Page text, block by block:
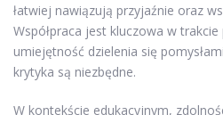
łatwiej nawiązują przyjaźnie oraz
Współpraca jest kluczowa w
umiejętność dzielenia się
krytyka są niezbędne.
W kontekście edukacyjnym,